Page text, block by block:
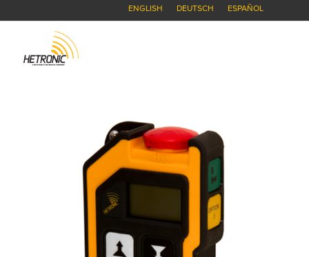
ENGLISH DEUTSCH ESPAÑOL